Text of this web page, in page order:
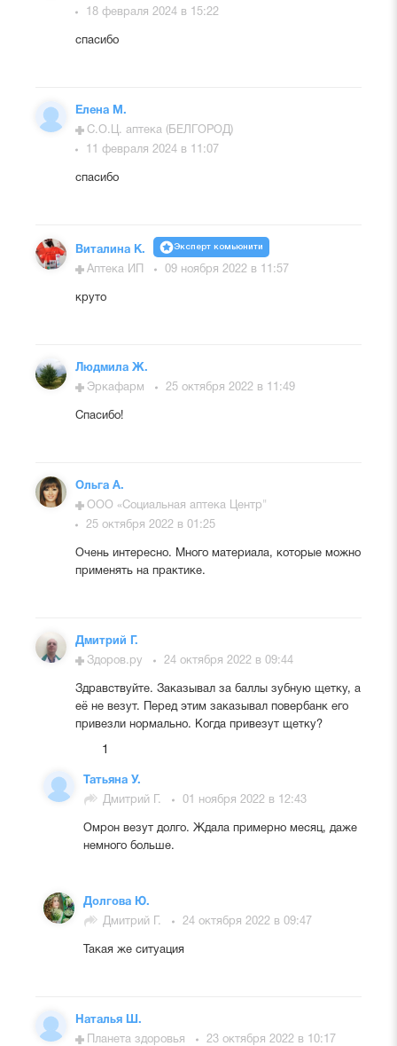
18 февраля 2024 в 15:22
спасибо
Елена М.
С.О.Ц. аптека (БЕЛГОРОД)
11 февраля 2024 в 11:07
спасибо
Виталина К. Эксперт комьюнити
Аптека ИП 09 ноября 2022 в 11:57
круто
Людмила Ж.
Эркафарм
25 октября 2022 в 11:49
Спасибо!
Ольга А.
ООО «Социальная аптека Центр"
25 октября 2022 в 01:25
Очень интересно. Много материала, которые можно
применять на практике.
Дмитрий Г.
Здоров.ру
24 октября 2022 в 09:44
Здравствуйте. Заказывал за баллы зубную щетку, а
её не везут. Перед этим заказывал повербанк его
привезли нормально. Когда привезут щетку?
1
Татьяна У.
Дмитрий Г.
01 ноября 2022 в 12:43
Омрон везут долго. Ждала примерно месяц, даже
немного больше.
Долгова Ю.
Дмитрий Г.
24 октября 2022 в 09:47
Такая же ситуация
Наталья Ш.
Планета здоровья
23 октября 2022 в 10:17